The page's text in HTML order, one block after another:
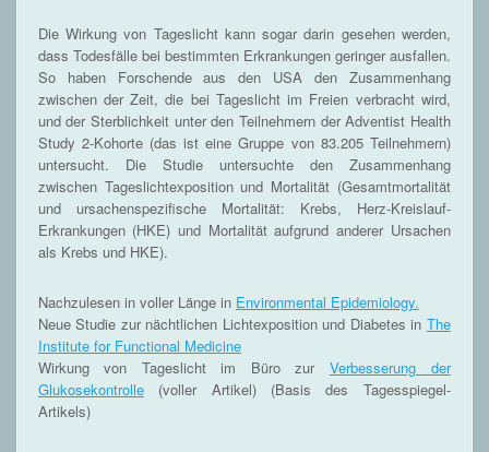
Die Wirkung von Tageslicht kann sogar darin gesehen werden,
dass Todesfälle bei bestimmten Erkrankungen geringer ausfallen.
So haben Forschende aus den USA den Zusammenhang
zwischen der Zeit, die bei Tageslicht im Freien verbracht wird,
und der Sterblichkeit unter den Teilnehmern der Adventist Health
Study 2-Kohorte (das ist eine Gruppe von 83.205 Teilnehmern)
untersucht. Die Studie untersuchte den Zusammenhang
zwischen Tageslichtexposition und Mortalität (Gesamtmortalität
und ursachenspezifische Mortalität: Krebs, Herz-Kreislauf-
Erkrankungen (HKE) und Mortalität aufgrund anderer Ursachen
als Krebs und HKE).
Nachzulesen in voller Länge in Environmental Epidemiology.
Neue Studie zur nächtlichen Lichtexposition und Diabetes in The
Institute for Functional Medicine
Wirkung von Tageslicht im Büro zur Verbesserung der
Glukosekontrolle(voller Artikel) (Basis des Tagesspiegel-
Artikels)